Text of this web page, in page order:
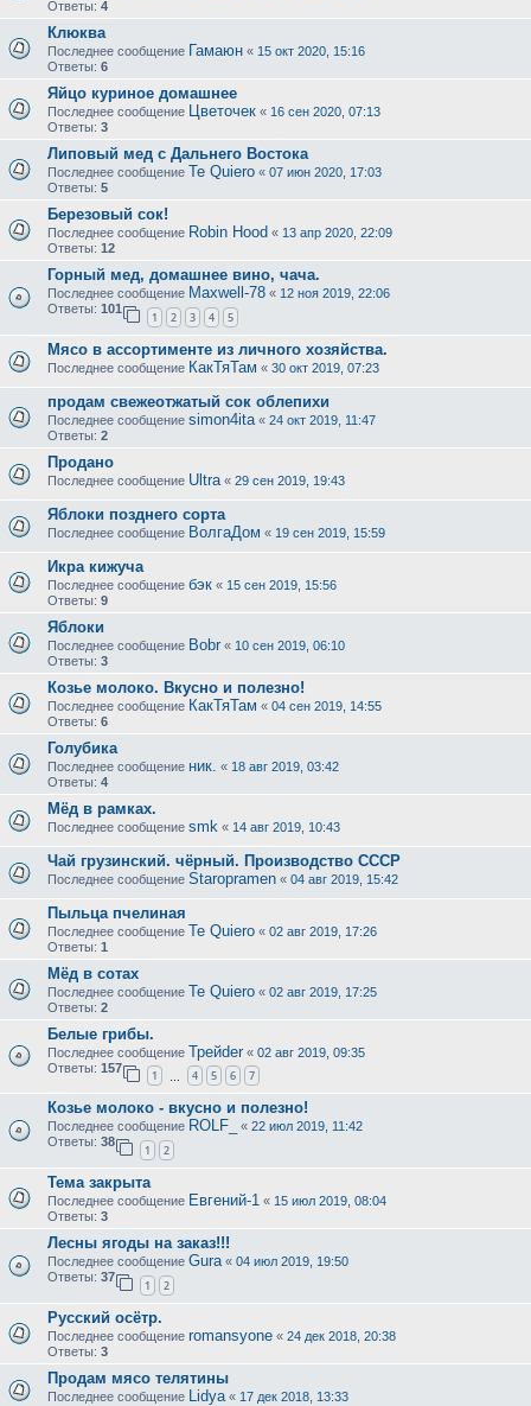
Ответы: 4
Клюква
Последнее сообщение Гамаюн « 15 окт 2020, 15:16
Ответы: 6
Яйцо куриное домашнее
Последнее сообщение Цветочек « 16 сен 2020, 07:13
Ответы: 3
Липовый мед с Дальнего Востока
Последнее сообщение Te Quiero « 07 июн 2020, 17:03
Ответы: 5
Березовый сок!
Последнее сообщение Robin Hood « 13 апр 2020, 22:09
Ответы: 12
Горный мед, домашнее вино, чача.
Последнее сообщение Maxwell-78 « 12 ноя 2019, 22:06
Ответы: 101
1 2 3 4 5
Мясо в ассортименте из личного хозяйства.
Последнее сообщение КакТяТам « 30 окт 2019, 07:23
продам свежеотжатый сок облепихи
Последнее сообщение simon4ita « 24 окт 2019, 11:47
Ответы: 2
Продано
Последнее сообщение Ultra « 29 сен 2019, 19:43
Яблоки позднего сорта
Последнее сообщение ВолгаДом « 19 сен 2019, 15:59
Икра кижуча
Последнее сообщение бэк « 15 сен 2019, 15:56
Ответы: 9
Яблоки
Последнее сообщение Bobr « 10 сен 2019, 06:10
Ответы: 3
Козье молоко. Вкусно и полезно!
Последнее сообщение КакТяТам « 04 сен 2019, 14:55
Ответы: 6
Голубика
Последнее сообщение ник. « 18 авг 2019, 03:42
Ответы: 4
Мёд в рамках.
Последнее сообщение smk « 14 авг 2019, 10:43
Чай грузинский. чёрный. Производство СССР
Последнее сообщение Staropramen « 04 авг 2019, 15:42
Пыльца пчелиная
Последнее сообщение Te Quiero « 02 авг 2019, 17:26
Ответы: 1
Мёд в сотах
Последнее сообщение Te Quiero « 02 авг 2019, 17:25
Ответы: 2
Белые грибы.
Последнее сообщение Трейder « 02 авг 2019, 09:35
Ответы: 157
1 4 5 6 7
Козье молоко - вкусно и полезно!
Последнее сообщение ROLF_ « 22 июл 2019, 11:42
Ответы: 38
1 2
Тема закрыта
Последнее сообщение Евгений-1 « 15 июл 2019, 08:04
Ответы: 3
Лесны ягоды на заказ!!!
Последнее сообщение Gura « 04 июл 2019, 19:50
Ответы: 37
1 2
Русский осётр.
Последнее сообщение romansyone « 24 дек 2018, 20:38
Ответы: 3
Продам мясо телятины
Последнее сообщение Lidya « 17 дек 2018, 13:33